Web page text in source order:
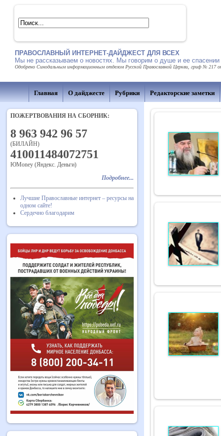
ПРАВОСЛАВНЫЙ ИНТЕРНЕТ-ДАЙДЖЕСТ ДЛЯ ВСЕХ
Мы не рассказываем о новостях. Мы говорим о душе и ее спасении
Одобрено Синодальным информационным отделом Русской Православной Церкви, гриф № 217
Главная О дайджесте Рубрики Редакторские заметки
ПОЖЕРТВОВАНИЯ НА СБОРНИК:
8 963 942 96 57
(БИЛАЙН)
410011484072751
ЮMoney (Яндекс. Деньги)
Подробнее...
Лучшие Православные интернет – ресурсы на
одном сайте!
Сердечно благодарим